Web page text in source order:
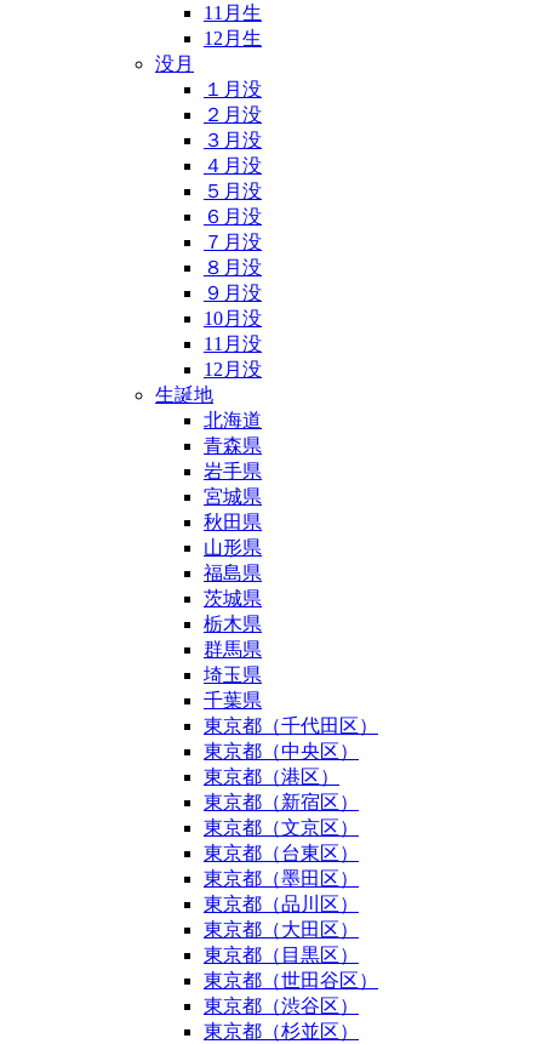
11月生
12月生
没月
１月没
２月没
３月没
４月没
５月没
６月没
７月没
８月没
９月没
10月没
11月没
12月没
生誕地
北海道
青森県
岩手県
宮城県
秋田県
山形県
福島県
茨城県
栃木県
群馬県
埼玉県
千葉県
東京都（千代田区）
東京都（中央区）
東京都（港区）
東京都（新宿区）
東京都（文京区）
東京都（台東区）
東京都（墨田区）
東京都（品川区）
東京都（大田区）
東京都（目黒区）
東京都（世田谷区）
東京都（渋谷区）
東京都（杉並区）